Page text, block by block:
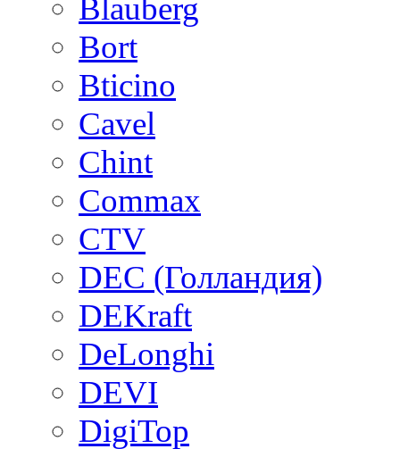
Blauberg
Bort
Bticino
Cavel
Chint
Commax
CTV
DEC (Голландия)
DEKraft
DeLonghi
DEVI
DigiTop